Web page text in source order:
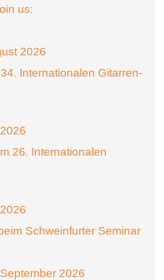
us:
2026
Internationalen Gitarren-
26. Internationalen
Schweinfurter Seminar
2026